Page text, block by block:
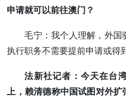
申请就可以前往澳门？
毛宁：我个人理解，外国
执行职务不需要提前申请或得
法新社记者：今天在台
上，赖清德称中国试图对外